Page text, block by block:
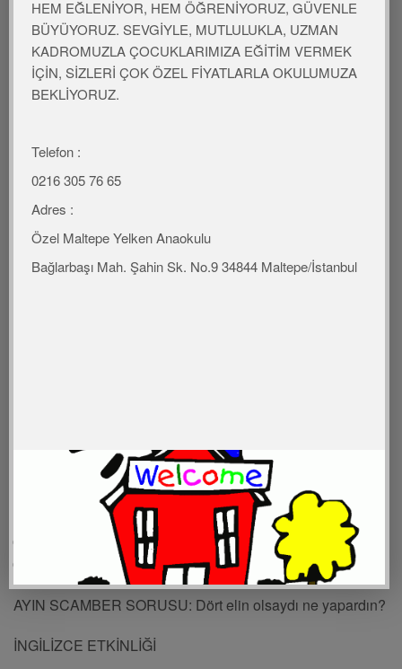
23 nisan
Sanki her tarafta var bir düğün.
Çünkü, en şerefli en mutlu gün.
Bugün yirmi üç Nisan,
Sonra hemen padişah kovuldu.
Bugün yirmi üç Nisan,
Hep neşeyle doluyor insan.
Bugün,Atatürk’ten bir armağan,
Yaratıcı DRAMA
Dans eden heykeller
Güneş- Ay- Yıldızlar draması
AYIN SCAMBER SORUSU: Dört elin olsaydı ne yapardın?
İNGİLİZCE ETKİNLİĞİ
HEM EĞLENİYOR, HEM ÖĞRENİYORUZ, GÜVENLE
BÜYÜYORUZ. SEVGİYLE, MUTLULUKLA, UZMAN
KADROMUZLA ÇOCUKLARIMIZA EĞİTİM VERMEK
İÇİN, SİZLERİ ÇOK ÖZEL FİYATLARLA OKULUMUZA
BEKLİYORUZ.
Telefon :
0216 305 76 65
Adres :
Özel Maltepe Yelken Anaokulu
Bağlarbaşı Mah. Şahin Sk. No.9 34844 Maltepe/İstanbul